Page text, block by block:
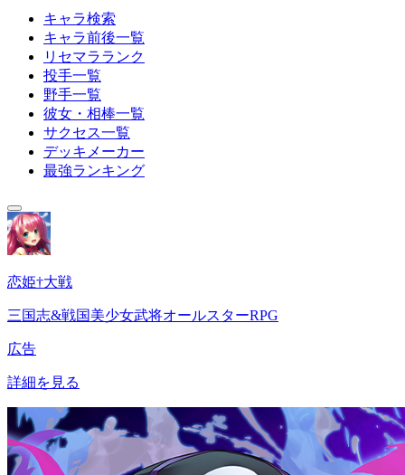
キャラ検索
キャラ前後一覧
リセマラランク
投手一覧
野手一覧
彼女・相棒一覧
サクセス一覧
デッキメーカー
最強ランキング
恋姫†大戦
三国志&戦国美少女武将オールスターRPG
広告
詳細を見る